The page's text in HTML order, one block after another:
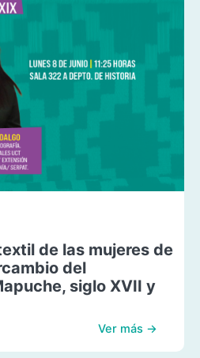
de las mujeres de
del
siglo XVII y
Ver más →